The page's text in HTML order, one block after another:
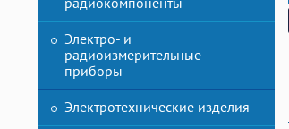
радиокомпоненты
Электро- и
радиоизмерительные
приборы
Электротехнические изделия